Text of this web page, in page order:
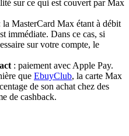
sur ce qui est couvert par Max
la MasterCard Max étant à débit
immédiate. Dans ce cas, si
sur votre compte, le
: paiement avec Apple Pay.
que EbuyClub, la carte Max
de son achat chez des
de cashback.